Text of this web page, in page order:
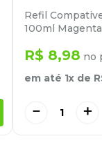
Refil
100ml
R$ 8,98 no
em até 1x de
＋
－